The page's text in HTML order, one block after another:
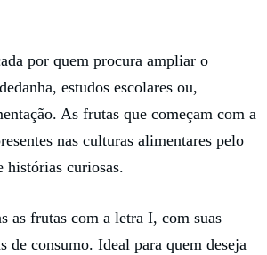
por quem procura ampliar o
estudos escolares ou,
As frutas que começam com a
nas culturas alimentares pelo
histórias curiosas.
as frutas com a letra I, com suas
de consumo. Ideal para quem deseja